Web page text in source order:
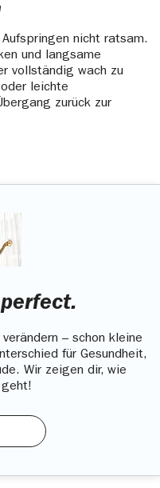
nicht ratsam.
und langsame
vollständig wach zu
leichte
zurück zur
– schon kleine
für Gesundheit,
Wir zeigen dir, wie